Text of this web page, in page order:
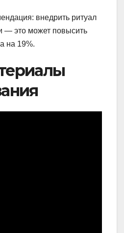
внедрить ритуал
— это может повысить
на 19%.